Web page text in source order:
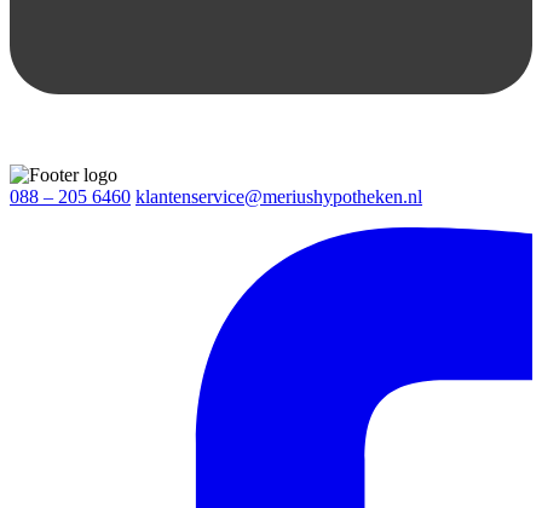
088 – 205 6460 klantenservice@meriushypotheken.nl